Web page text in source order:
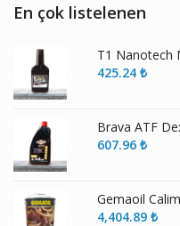
En çok listelenen
T1 Nanotech
425.24 ₺
607.96 ₺
4,404.89 ₺